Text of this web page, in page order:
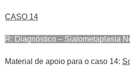
CASO 14
R: Diagnóstico – Sialometaplasia
Material de apoio para o caso 14: